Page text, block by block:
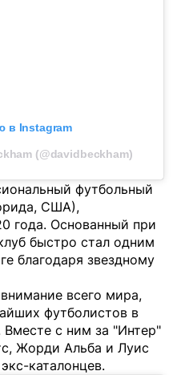
в Instagram
(@davidbeckham)
футбольный
США),
года. Основанный при
быстро стал одним
благодаря звездному
всего мира,
футболистов в
с ним за "Интер"
Жорди Альба и Луис
каталонцев.